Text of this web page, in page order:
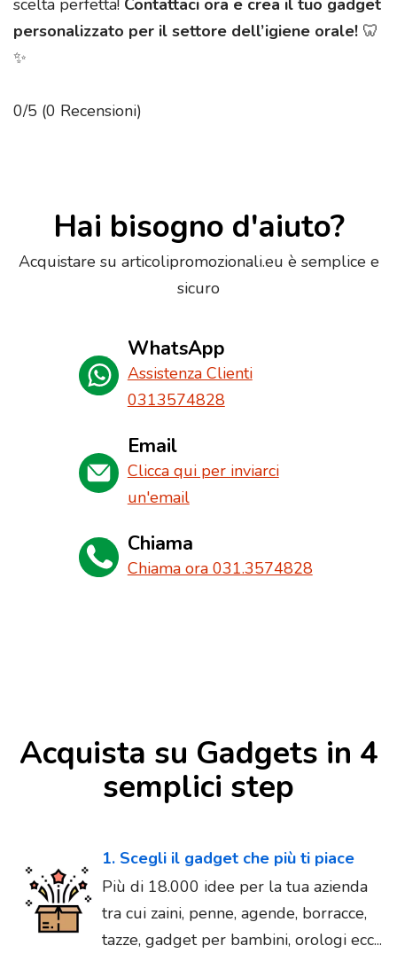
scelta perfetta! Contattaci ora e crea il tuo gadget
personalizzato per il settore dell’igiene orale! 🦷
✨
0/5 (0 Recensioni)
Hai bisogno d'aiuto?
Acquistare su articolipromozionali.eu è semplice e
sicuro
WhatsApp
Assistenza Clienti
0313574828
Email
Clicca qui per inviarci
un'email
Chiama
Chiama ora 031.3574828
Acquista su Gadgets in 4
semplici step
1. Scegli il gadget che più ti piace
Più di 18.000 idee per la tua azienda
tra cui zaini, penne, agende, borracce,
tazze, gadget per bambini, orologi ecc...